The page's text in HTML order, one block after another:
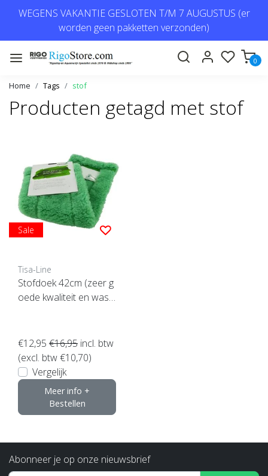
WEGENS VAKANTIE GESLOTEN T/M 7 AUGUSTUS (er
worden geen pakketten verzonden)
0
Home Tags stof
Producten getagd met stof
Sale
Tisa-Line
Stofdoek 42cm (zeer g
oede kwaliteit en wasb
€12,95 €16,95 incl. btw
(excl. btw €10,70)
Vergelijk
Meer info +
Bestellen
Abonneer je op onze nieuwsbrief